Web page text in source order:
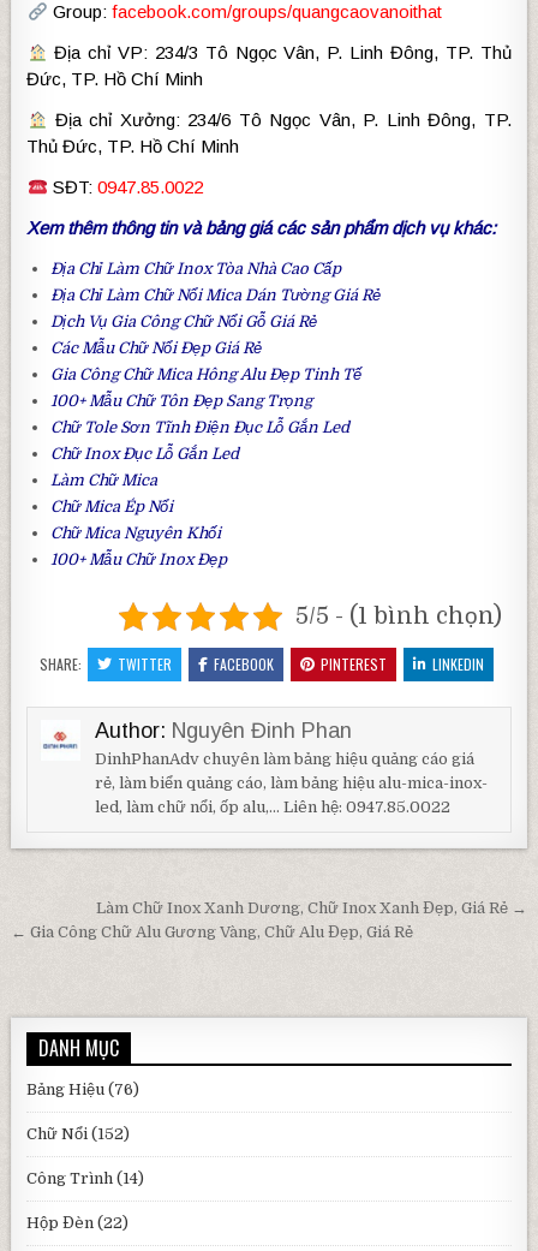
Group: facebook.com/groups/quangcaovanoithat
Địa chỉ VP: 234/3 Tô Ngọc Vân, P. Linh Đông, TP. Thủ
Đức, TP. Hồ Chí Minh
Địa chỉ Xưởng: 234/6 Tô Ngọc Vân, P. Linh Đông, TP.
Thủ Đức, TP. Hồ Chí Minh
SĐT: 0947.85.0022
Xem thêm thông tin và bảng giá các sản phẩm dịch vụ khác:
Địa Chỉ Làm Chữ Inox Tòa Nhà Cao Cấp
Địa Chỉ Làm Chữ Nổi Mica Dán TườngGiá Rẻ
Dịch Vụ Gia CôngChữ Nổi Gỗ Giá Rẻ
Các Mẫu Chữ Nổi ĐẹpGiá Rẻ
Gia CôngChữ Mica Hông AluĐẹp Tinh Tế
100+Mẫu Chữ Tôn Đẹp Sang Trọng
Chữ Tole Sơn Tĩnh Điện Đục Lỗ Gắn Led
Chữ Inox Đục Lỗ Gắn Led
Làm Chữ Mica
Chữ Mica Ép Nổi
Chữ Mica Nguyên Khối
100+ Mẫu Chữ Inox Đẹp
5/5 - (1 bình chọn)
SHARE: TWITTER FACEBOOK PINTEREST LINKEDIN
Author: Nguyên Đinh Phan
DinhPhanAdv chuyên làm bảng hiệu quảng cáo giá
rẻ, làm biển quảng cáo, làm bảng hiệu alu-mica-inox-
led, làm chữ nổi, ốp alu,... Liên hệ: 0947.85.0022
Điều hướng bài viết
Làm Chữ Inox Xanh Dương, Chữ Inox Xanh Đẹp, Giá Rẻ →
← Gia Công Chữ Alu Gương Vàng, Chữ Alu Đẹp, Giá Rẻ
DANH MỤC
Bảng Hiệu (76)
Chữ Nổi (152)
Công Trình (14)
Hộp Đèn (22)